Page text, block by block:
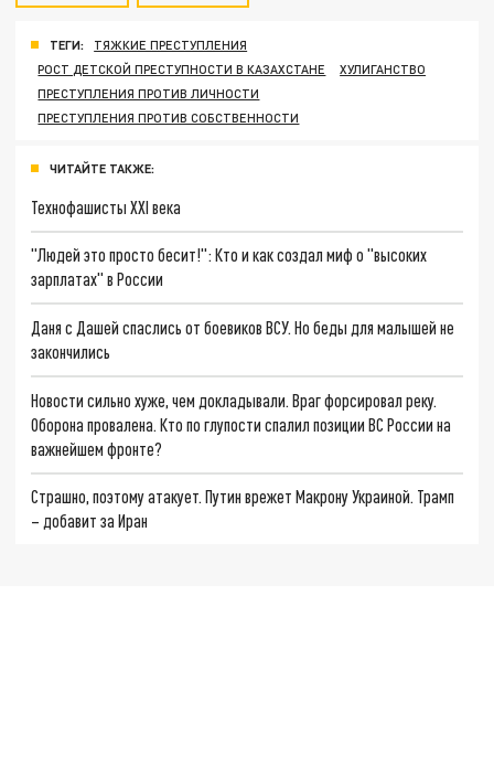
ТЕГИ:
ТЯЖКИЕ ПРЕСТУПЛЕНИЯ
РОСТ ДЕТСКОЙ ПРЕСТУПНОСТИ В КАЗАХСТАНЕ
ХУЛИГАНСТВО
ПРЕСТУПЛЕНИЯ ПРОТИВ ЛИЧНОСТИ
ПРЕСТУПЛЕНИЯ ПРОТИВ СОБСТВЕННОСТИ
ЧИТАЙТЕ ТАКЖЕ:
Технофашисты XXI века
"Людей это просто бесит!": Кто и как создал миф о "высоких
зарплатах" в России
Даня с Дашей спаслись от боевиков ВСУ. Но беды для малышей не
закончились
Новости сильно хуже, чем докладывали. Враг форсировал реку.
Оборона провалена. Кто по глупости спалил позиции ВС России на
важнейшем фронте?
Страшно, поэтому атакует. Путин врежет Макрону Украиной. Трамп
– добавит за Иран